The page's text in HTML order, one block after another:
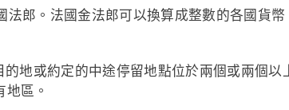
郎。法國金法郎可以換算成整數的各國貨幣
地或約定的中途停留地點位於兩個或兩個以
區。